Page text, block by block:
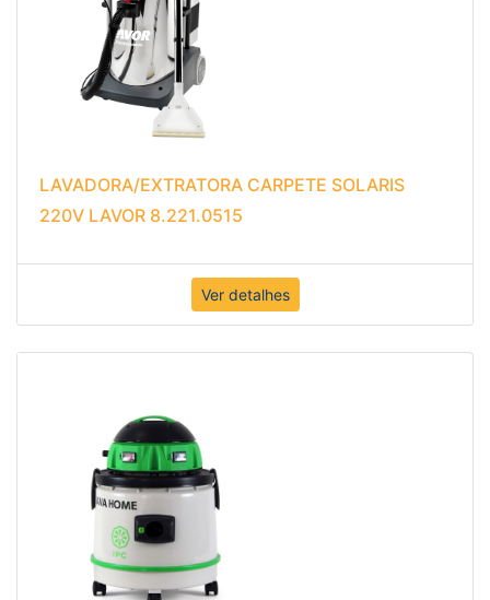
LAVADORA/EXTRATORA CARPETE SOLARIS
220V LAVOR 8.221.0515
Ver detalhes